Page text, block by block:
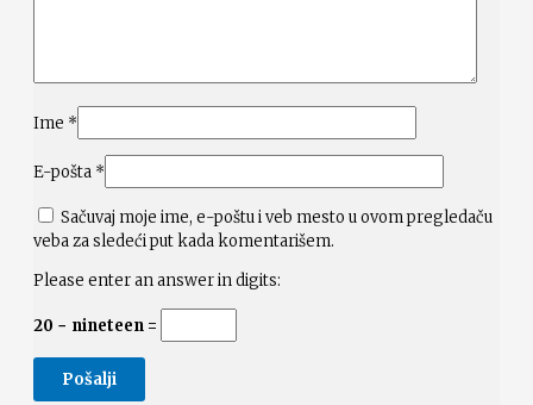
Ime *
E-pošta *
Sačuvaj moje ime, e-poštu i veb mesto u ovom pregledaču
veba za sledeći put kada komentarišem.
Please enter an answer in digits:
20 − nineteen =